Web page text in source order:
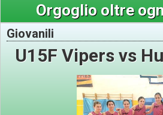
Orgoglio oltre
Giovanili
U15F Vipers vs